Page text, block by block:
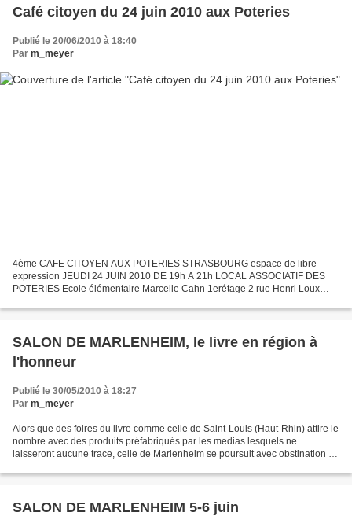
Café citoyen du 24 juin 2010 aux Poteries
Publié le 20/06/2010 à 18:40
Par m_meyer
4ème CAFE CITOYEN AUX POTERIES STRASBOURG espace de libre
expression JEUDI 24 JUIN 2010 DE 19h A 21h LOCAL ASSOCIATIF DES
POTERIES Ecole élémentaire Marcelle Cahn 1erétage 2 rue Henri Loux
POLITIQUE...
SALON DE MARLENHEIM, le livre en région à
l'honneur
Publié le 30/05/2010 à 18:27
Par m_meyer
Alors que des foires du livre comme celle de Saint-Louis (Haut-Rhin) attire le
nombre avec des produits préfabriqués par les medias lesquels ne
laisseront aucune trace, celle de Marlenheim se poursuit avec obstination et
SALON DE MARLENHEIM 5-6 juin